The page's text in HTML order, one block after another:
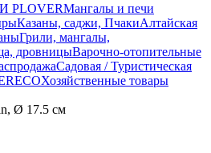
PLOVERМангалы и печи
Казаны, саджи, ПчакиАлтайская
Грили, мангалы,
дровницыВарочно-отопительные
Садовая / Туристическая
Хозяйственные товары
Ø 17.5 см